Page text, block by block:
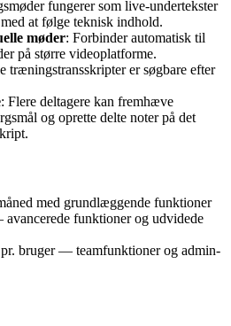
fungerer som live-undertekster
at følge teknisk indhold.
møder: Forbinder automatisk til
på større videoplat­forme.
træningstransskripter er søgbare efter
: Flere deltagere kan fremhæve
og oprette delte noter på det
med grundlæggende funktioner
funktioner og udvidede
pr. bruger — teamfunktioner og admin-